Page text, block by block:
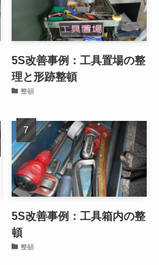
5S改善事例：工具置場の整
理と形跡整頓
整頓
5S改善事例：工具箱内の整
頓
整頓